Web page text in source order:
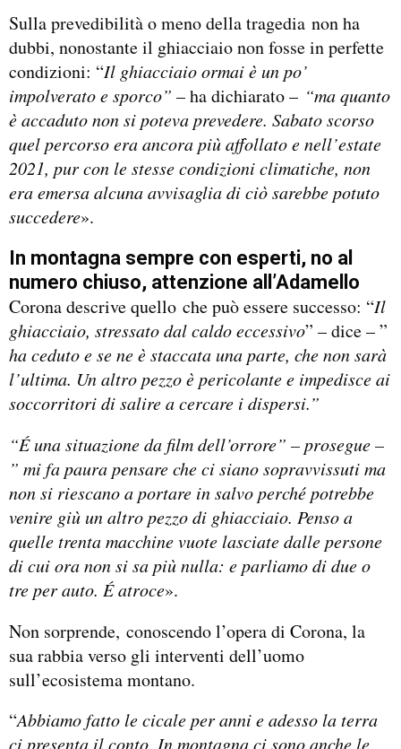
Sulla prevedibilità o meno della tragedia non ha
dubbi, nonostante il ghiacciaio non fosse in perfette
condizioni: “Il ghiacciaio ormai è un po’
impolverato e sporco” – ha dichiarato – “ma quanto
è accaduto non si poteva prevedere. Sabato scorso
quel percorso era ancora più affollato e nell’estate
2021, pur con le stesse condizioni climatiche, non
era emersa alcuna avvisaglia di ciò sarebbe potuto
succedere».
In montagna sempre con esperti, no al
numero chiuso, attenzione all’Adamello
Corona descrive quello che può essere successo: “Il
ghiacciaio, stressato dal caldo eccessivo” – dice – ”
ha ceduto e se ne è staccata una parte, che non sarà
l’ultima. Un altro pezzo è pericolante e impedisce ai
soccorritori di salire a cercare i dispersi.”
“É una situazione da film dell’orrore” – prosegue –
” mi fa paura pensare che ci siano sopravvissuti ma
non si riescano a portare in salvo perché potrebbe
venire giù un altro pezzo di ghiacciaio. Penso a
quelle trenta macchine vuote lasciate dalle persone
di cui ora non si sa più nulla: e parliamo di due o
tre per auto. É atroce».
Non sorprende, conoscendo l’opera di Corona, la
sua rabbia verso gli interventi dell’uomo
sull’ecosistema montano.
“Abbiamo fatto le cicale per anni e adesso la terra
ci presenta il conto. In montagna ci sono anche le